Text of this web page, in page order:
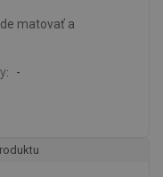
matovať a
-